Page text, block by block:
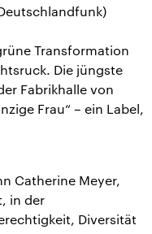
Transformation
Die jüngste
Fabrikhalle von
Frau“ – ein Label,
Catherine Meyer,
in der
Diversität